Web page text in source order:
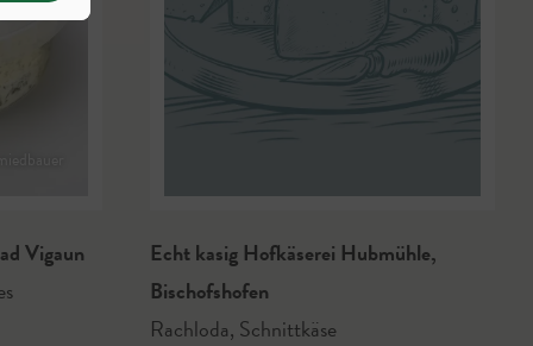
Vigaun
Echt kasig Hofkäserei Hubmühle,
Bischofshofen
Rachloda, Schnittkäse